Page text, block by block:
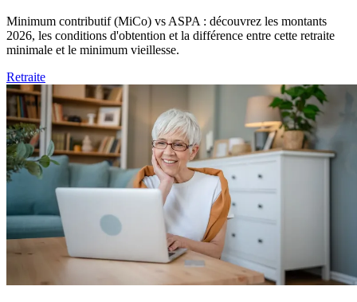
Minimum contributif (MiCo) vs ASPA : découvrez les montants
2026, les conditions d'obtention et la différence entre cette retraite
minimale et le minimum vieillesse.
Retraite